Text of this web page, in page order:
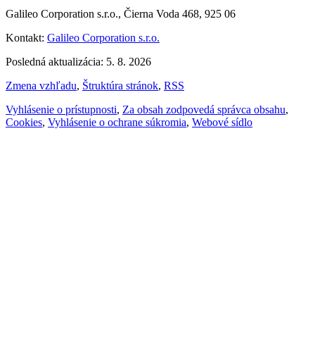
Galileo Corporation s.r.o., Čierna Voda 468, 925 06
Kontakt: Galileo Corporation s.r.o.
Posledná aktualizácia: 5. 8. 2026
Zmena vzhľadu, Štruktúra stránok, RSS
Vyhlásenie o prístupnosti, Za obsah zodpovedá správca obsahu,
Cookies, Vyhlásenie o ochrane súkromia, Webové sídlo